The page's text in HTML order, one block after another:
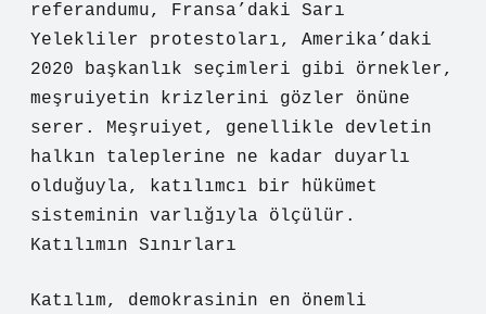
referandumu, Fransa’daki Sarı
Yelekliler protestoları, Amerika’daki
2020 başkanlık seçimleri gibi örnekler,
meşruiyetin krizlerini gözler önüne
serer. Meşruiyet, genellikle devletin
halkın taleplerine ne kadar duyarlı
olduğuyla, katılımcı bir hükümet
sisteminin varlığıyla ölçülür.
Katılımın Sınırları
Katılım, demokrasinin en önemli